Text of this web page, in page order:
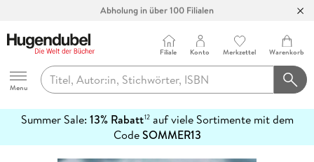
Abholung in über 100 Filialen
Hugendubel
Menu
Filiale Konto Merkzettel Warenkorb
Summer Sale: 13% Rabatt12auf viele Sortimente mit dem
CodeSOMMER13
erfahren